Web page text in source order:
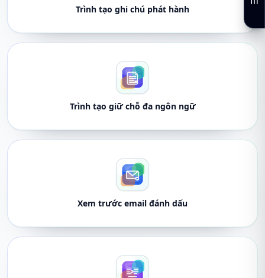
Trình tạo ghi chú phát hành
Trình tạo giữ chỗ đa ngôn ngữ
Xem trước email đánh dấu